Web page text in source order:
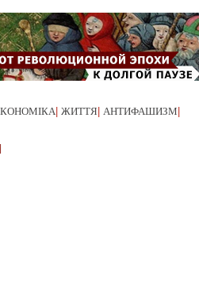
ЖИТТЯ АНТИФАШИЗМ